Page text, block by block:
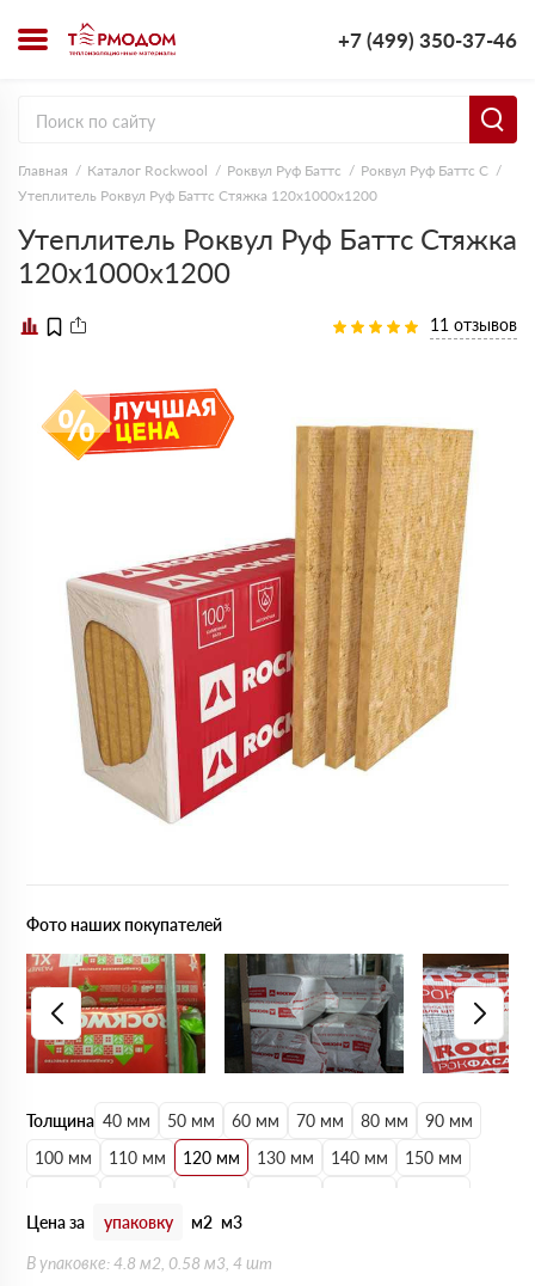
+7 (499) 350-37-46
Главная Каталог Rockwool Роквул Руф Баттс
Роквул Руф Баттс C
Утеплитель Роквул Руф Баттс Стяжка 120х1000х1200
Утеплитель Роквул Руф Баттс Стяжка
120х1000х1200
11 отзывов
Толщина 40 мм 50 мм 60 мм 70 мм 80 мм
90 мм
100 мм
110 мм 120 мм 130 мм 140 мм
150 мм
220 мм
230 мм 240 мм
Цена за упаковку м2 м3
В упаковке: 4.8 м2, 0.58 м3, 4 шт
Фото наших покупателей